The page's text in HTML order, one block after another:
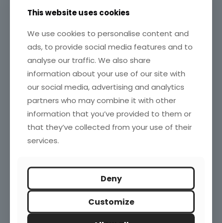
Marketing XXI
Robert Kozinets
TechCrunch
Enlaces de interés
ESOMAR
IAB – Spain
inteco.es
mkt – España
TED.com
Categorías
alimentación
This website uses cookies
We use cookies to personalise content and
ads, to provide social media features and to
analyse our traffic. We also share
information about your use of our site with
our social media, advertising and analytics
partners who may combine it with other
information that you’ve provided to them or
that they’ve collected from your use of their
services.
Deny
Customize